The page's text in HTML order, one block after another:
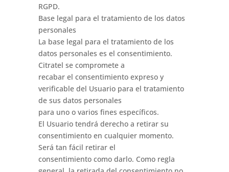
RGPD.
Base legal para el tratamiento de los datos
personales
La base legal para el tratamiento de los
datos personales es el consentimiento.
Citratel se compromete a
recabar el consentimiento expreso y
verificable del Usuario para el tratamiento
de sus datos personales
para uno o varios fines específicos.
El Usuario tendrá derecho a retirar su
consentimiento en cualquier momento.
Será tan fácil retirar el
consentimiento como darlo. Como regla